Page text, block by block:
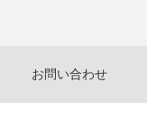
お問い合わせ